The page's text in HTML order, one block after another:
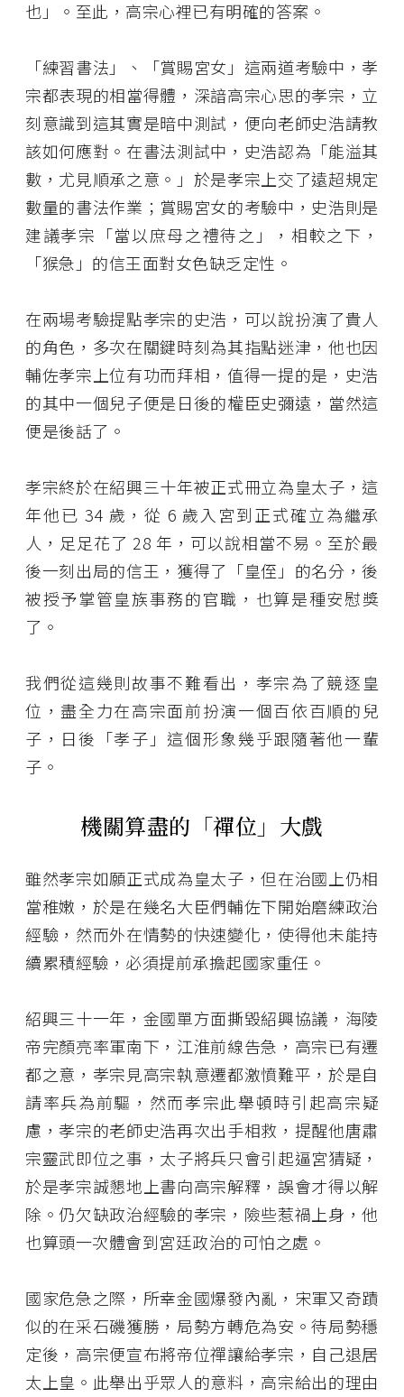
也」。至此，高宗心裡已有明確的答案。
「練習書法」、「賞賜宮女」這兩道考驗中，孝
宗都表現的相當得體，深諳高宗心思的孝宗，立
刻意識到這其實是暗中測試，便向老師史浩請教
該如何應對。在書法測試中，史浩認為「能溢其
數，尤見順承之意。」於是孝宗上交了遠超規定
數量的書法作業；賞賜宮女的考驗中，史浩則是
建議孝宗「當以庶母之禮待之」，相較之下，
「猴急」的信王面對女色缺乏定性。
在兩場考驗提點孝宗的史浩，可以說扮演了貴人
的角色，多次在關鍵時刻為其指點迷津，他也因
輔佐孝宗上位有功而拜相，值得一提的是，史浩
的其中一個兒子便是日後的權臣史彌遠，當然這
便是後話了。
孝宗終於在紹興三十年被正式冊立為皇太子，這
年他已 34 歲，從 6 歲入宮到正式確立為繼承
人，足足花了 28 年，可以說相當不易。至於最
後一刻出局的信王，獲得了「皇侄」的名分，後
被授予掌管皇族事務的官職，也算是種安慰獎
了。
我們從這幾則故事不難看出，孝宗為了競逐皇
位，盡全力在高宗面前扮演一個百依百順的兒
子，日後「孝子」這個形象幾乎跟隨著他一輩
子。
機關算盡的「禪位」大戲
雖然孝宗如願正式成為皇太子，但在治國上仍相
當稚嫩，於是在幾名大臣們輔佐下開始磨練政治
經驗，然而外在情勢的快速變化，使得他未能持
續累積經驗，必須提前承擔起國家重任。
紹興三十一年，金國單方面撕毀紹興協議，海陵
帝完顏亮率軍南下，江淮前線告急，高宗已有遷
都之意，孝宗見高宗執意遷都激憤難平，於是自
請率兵為前驅，然而孝宗此舉頓時引起高宗疑
慮，孝宗的老師史浩再次出手相救，提醒他唐肅
宗靈武即位之事，太子將兵只會引起逼宮猜疑，
於是孝宗誠懇地上書向高宗解釋，誤會才得以解
除。仍欠缺政治經驗的孝宗，險些惹禍上身，他
也算頭一次體會到宮廷政治的可怕之處。
國家危急之際，所幸金國爆發內亂，宋軍又奇蹟
似的在采石磯獲勝，局勢方轉危為安。待局勢穩
定後，高宗便宣布將帝位禪讓給孝宗，自己退居
太上皇。此舉出乎眾人的意料，高宗給出的理由